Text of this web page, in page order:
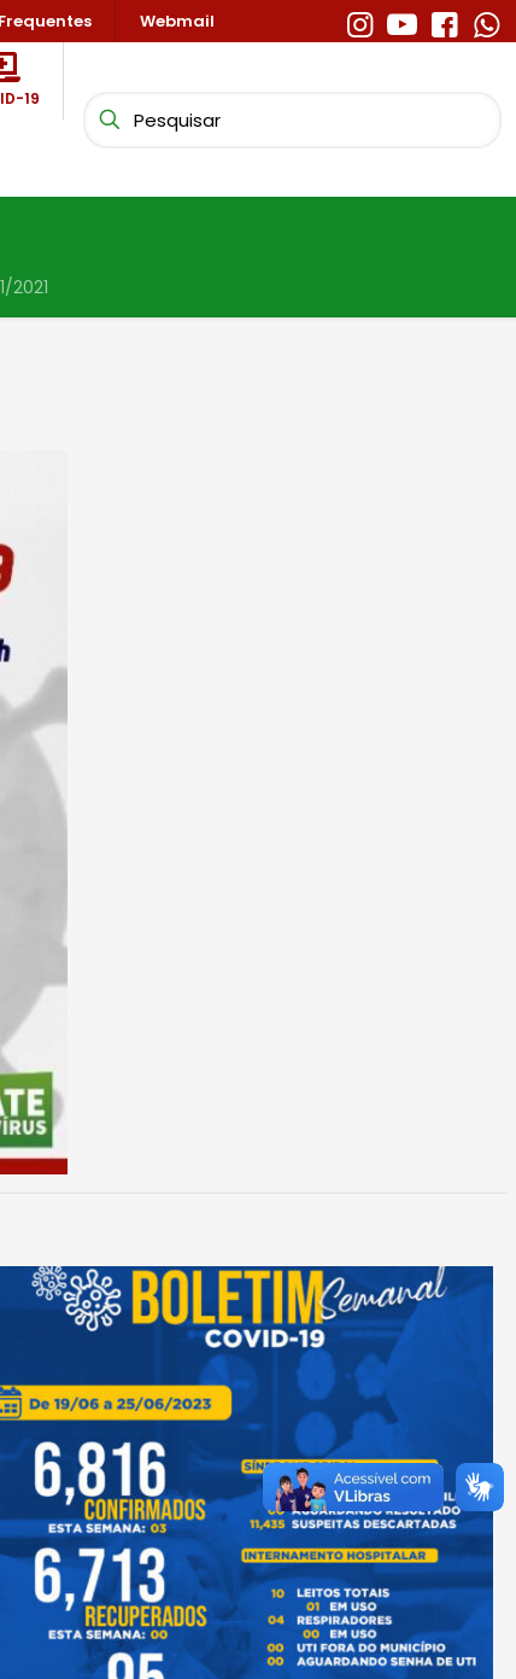
Webmail
19
2021